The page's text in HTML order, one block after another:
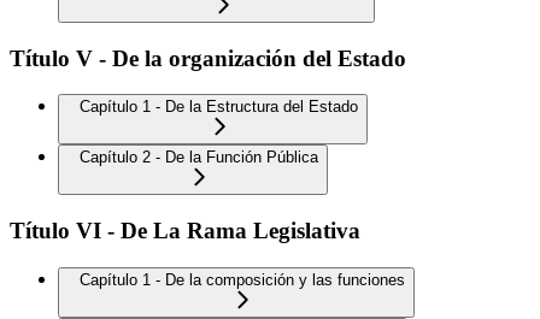
Título V - De la organización del Estado
Capítulo 1 - De la Estructura del Estado
Capítulo 2 - De la Función Pública
Título VI - De La Rama Legislativa
Capítulo 1 - De la composición y las funciones